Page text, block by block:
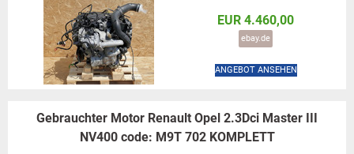
EUR 4.460,00
ebay.de
ANGEBOT ANSEHEN
Gebrauchter Motor Renault Opel 2.3Dci Master III
NV400 code: M9T 702 KOMPLETT